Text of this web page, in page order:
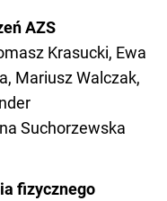
AZS
Krasucki, Ewa
Mariusz Walczak,
Suchorzewska
fizycznego